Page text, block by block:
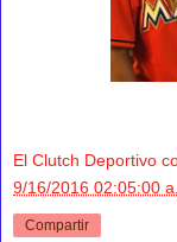
El Clutch Deportivo
9/16/2016 02:05:00
Compartir